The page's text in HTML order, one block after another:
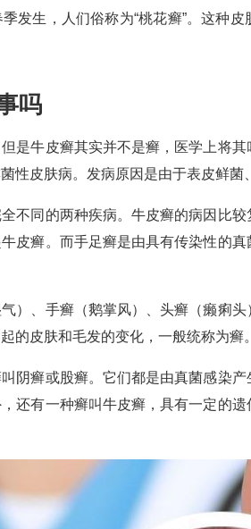
发生，人们俗称为“桃花癣”。这种
吗
是牛皮癣其实并不是癣，医学上将
性皮肤病。发病原因是由于表皮鲜菌
不同的两种疾病。牛皮癣的病因比较
皮癣。而手足癣是由具有传染性的
）、手癣（鹅掌风）、头癣（癞痢
的皮肤和毛发的变化，一般统称为癣
阴癣或股癣。它们都是由真菌感染
还有一种癣叫牛皮癣，具有一定的